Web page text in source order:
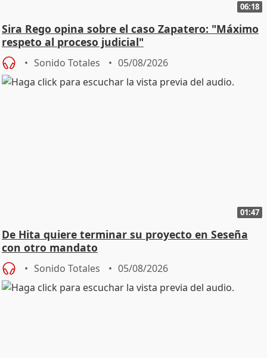
06:18
Sira Rego opina sobre el caso Zapatero: "Máximo
respeto al proceso judicial"
Sonido Totales 05/08/2026
01:47
De Hita quiere terminar su proyecto en Seseña
con otro mandato
Sonido Totales 05/08/2026